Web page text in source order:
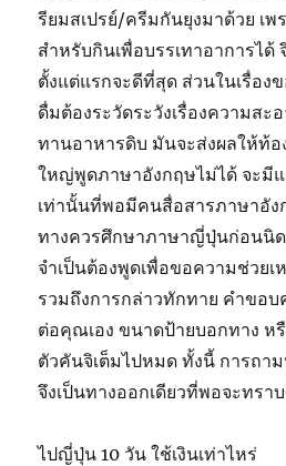
รียมสเปรย์/ครีมกันยุงมาด้วย เ
สำหรับกินเพื่อบรรเทาอาการได้
ตั้งแต่แรกจะดีที่สุด ส่วนในเรื่อง
ดื่มต้องระวัดระวังเรื่องความสะ
ทานอาหารดิบ มันจะส่งผลให้ท้
ใหญ่พูดภาษาอังกฤษไม่ได้ จะมี
เท่านั้นที่พอมีคนสื่อสารภาษาอัง
ทางควรศึกษาภาษาญี่ปุ่นก่อนนิ
จำเป็นต้องพูดเพื่อขอความช่วยเ
รวมถึงการกล่าวทักทาย คำขอ
ต่อคุณเอง ขนาดป้ายบอกทาง ห
ตัวคันจิเต็มไปหมด ทั้งนี้ การถ
จึงเป็นทางออกเดียวที่พอจะทรา
ไปญี่ปุ่น 10 วัน ใช้เงินเท่าไหร่